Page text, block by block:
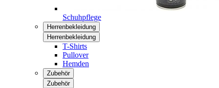
Schuhpflege
Herrenbekleidung
Herrenbekleidung
T-Shirts
Pullover
Hemden
Zubehör
Zubehör